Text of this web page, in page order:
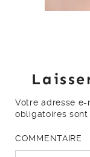
Votre adresse e-
obligatoires sont
COMMENTAIRE